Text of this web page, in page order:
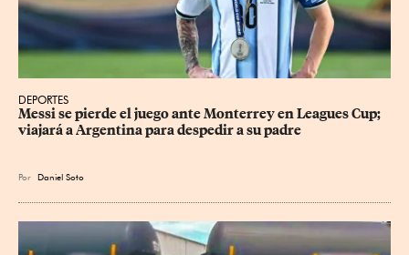
DEPORTES
Messi se pierde el juego ante Monterrey en Leagues Cup;
viajará a Argentina para despedir a su padre
Por Daniel Soto